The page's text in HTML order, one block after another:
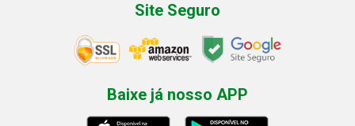
Site Seguro
Baixe já nosso APP